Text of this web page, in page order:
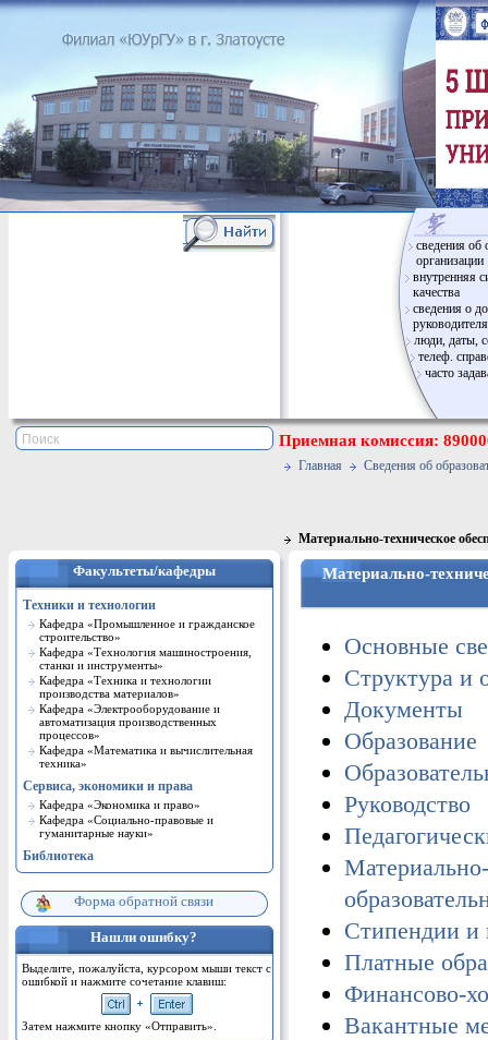
сведения об
организации
внутренняя
качества
сведения о
руководителя
люди, даты,
телеф.
часто
Приемная комиссия:
Главная Сведения об
Материально-техническое
Факультеты/кафедры
Техники и технологии
Кафедра «Промышленное и гражданское
строительство»
Кафедра «Технология машиностроения,
станки и инструменты»
Кафедра «Техника и технологии
производства материалов»
Кафедра «Электрооборудование и
автоматизация производственных
процессов»
Кафедра «Математика и вычислительная
техника»
Сервиса, экономики и права
Кафедра «Экономика и право»
Кафедра «Cоциально-правовые и
гуманитарные науки»
Библиотека
Форма обратной связи
Нашли ошибку?
Выделите, пожалуйста, курсором мыши текст с
ошибкой и нажмите сочетание клавиш:
Затем нажмите кнопку «Отправить».
Материально-
Основные
Структура и
Документы
Образование
Руководство
Стипендии и
Платные
Финансово-
Вакантные